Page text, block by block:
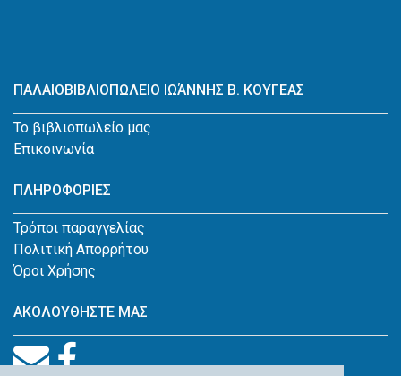
ΠΑΛΑΙΟΒΙΒΛΙΟΠΩΛΕΙΟ ΙΩΆΝΝΗΣ Β. ΚΟΥΓΕΑΣ
Το βιβλιοπωλείο μας
Επικοινωνία
ΠΛΗΡΟΦΟΡΙΕΣ
Τρόποι παραγγελίας
Πολιτική Απορρήτου
Όροι Χρήσης
ΑΚΟΛΟΥΘΗΣΤΕ ΜΑΣ